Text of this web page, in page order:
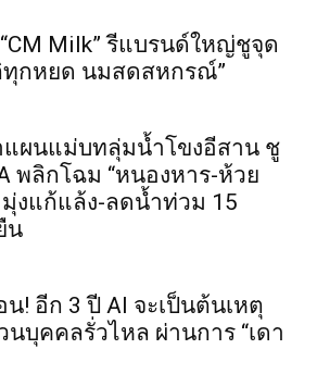
Milk” รีแบรนด์ใหญ่ชูจุด
ทุกหยด นมสดสหกรณ์”
ผนแม่บทลุ่มน้ำโขงอีสาน ชู
พลิกโฉม “หนองหาร-ห้วย
งแก้แล้ง-ลดน้ำท่วม 15
น
น! อีก 3 ปี AI จะเป็นต้นเหตุ
บุคคลรั่วไหล ผ่านการ “เดา